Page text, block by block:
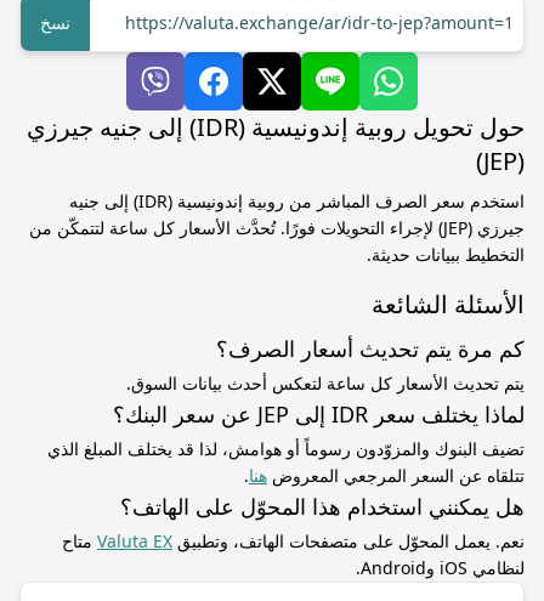
https://valuta.exchange/ar/idr-to-jep?amount=1
نسخ
حول تحويل روبية إندونيسية (IDR) إلى جنيه جيرزي
(JEP)
استخدم سعر الصرف المباشر من روبية إندونيسية (IDR) إلى جنيه
جيرزي (JEP) لإجراء التحويلات فورًا. تُحدَّث الأسعار كل ساعة لتتمكّن من
التخطيط ببيانات حديثة.
الأسئلة الشائعة
كم مرة يتم تحديث أسعار الصرف؟
يتم تحديث الأسعار كل ساعة لتعكس أحدث بيانات السوق.
لماذا يختلف سعر IDR إلى JEP عن سعر البنك؟
تضيف البنوك والمزوّدون رسوماً أو هوامش، لذا قد يختلف المبلغ الذي
تتلقاه عن السعر المرجعي المعروض هنا.
هل يمكنني استخدام هذا المحوّل على الهاتف؟
نعم. يعمل المحوّل على متصفحات الهاتف، وتطبيق Valuta EX متاح
لنظامي iOS وAndroid.